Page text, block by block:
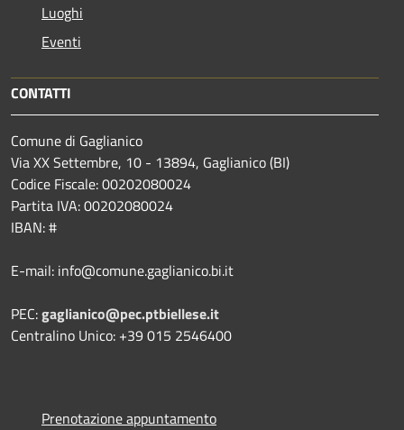
Luoghi
Eventi
CONTATTI
Comune di Gaglianico
Via XX Settembre, 10 - 13894, Gaglianico (BI)
Codice Fiscale: 00202080024
Partita IVA: 00202080024
IBAN: #
E-mail: info@comune.gaglianico.bi.it
PEC:gaglianico@pec.ptbiellese.it
Centralino Unico: +39 015 2546400
Prenotazione appuntamento